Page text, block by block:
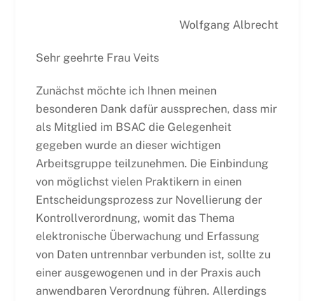
Wolfgang Albrecht
Sehr geehrte Frau Veits
Zunächst möchte ich Ihnen meinen
besonderen Dank dafür aussprechen, dass mir
als Mitglied im BSAC die Gelegenheit
gegeben wurde an dieser wichtigen
Arbeitsgruppe teilzunehmen. Die Einbindung
von möglichst vielen Praktikern in einen
Entscheidungsprozess zur Novellierung der
Kontrollverordnung, womit das Thema
elektronische Überwachung und Erfassung
von Daten untrennbar verbunden ist, sollte zu
einer ausgewogenen und in der Praxis auch
anwendbaren Verordnung führen. Allerdings